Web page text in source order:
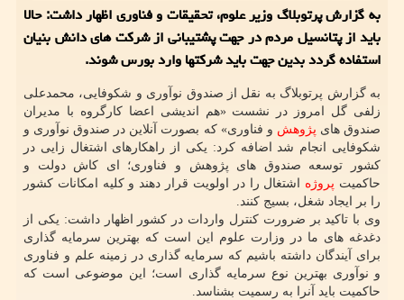
به گزارش پرتوبلاگ وزیر علوم، تحقیقات و فناوری اظهار داشت: حالا
باید از پتانسیل مردم در جهت پشتیبانی از شرکت های دانش بنیان
استفاده گردد بدین جهت باید شرکتها وارد بورس شوند.
به گزارش پرتوبلاگ به نقل از صندوق نوآوری و شکوفایی، محمدعلی
زلفی گل امروز در نشست «هم اندیشی اعضا کارگروه با مدیران
صندوق های پژوهش و فناوری» که بصورت آنلاین در صندوق نوآوری و
شکوفایی انجام شد اضافه کرد: یکی از راهکارهای اشتغال زایی در
کشور توسعه صندوق های پژوهش و فناوری؛ ای کاش دولت و
حاکمیت پروژه اشتغال را در اولویت قرار دهند و کلیه امکانات کشور
را بر ایجاد شغل، بسیج کنند.
وی با تاکید بر ضرورت کنترل واردات در کشور اظهار داشت: یکی از
دغدغه های ما در وزارت علوم این است که بهترین سرمایه گذاری
برای آیندگان داشته باشیم که سرمایه گذاری در زمینه علم و فناوری
و نوآوری بهترین نوع سرمایه گذاری است؛ این موضوعی است که
حاکمیت باید آنرا به رسمیت بشناسد.